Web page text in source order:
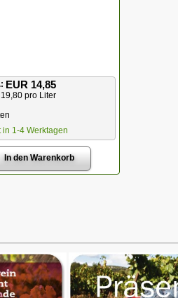
EUR 14,85
pro Liter
in 1-4 Werktagen